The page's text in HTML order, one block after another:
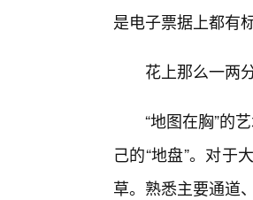
是电子票据上都有
花上那么一两
“地图在胸”的
己的“地盘”。对于
草。熟悉主要通道